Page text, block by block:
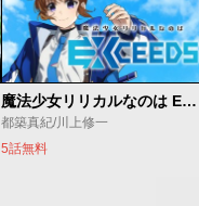
魔法少女リリカルなのは EXCEEDS
都築真紀/川上修一
5話無料